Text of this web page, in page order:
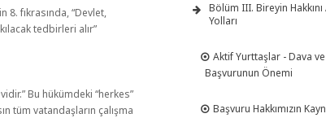
8. fıkrasında, “Devlet,
tedbirleri alır”
Bu hükümdeki “herkes”
tüm vatandaşların çalışma
Bölüm III. Bireyin
Yolları
Aktif Yurttaşlar - Dava ve
Başvurunun Önemi
Başvuru Hakkımızın